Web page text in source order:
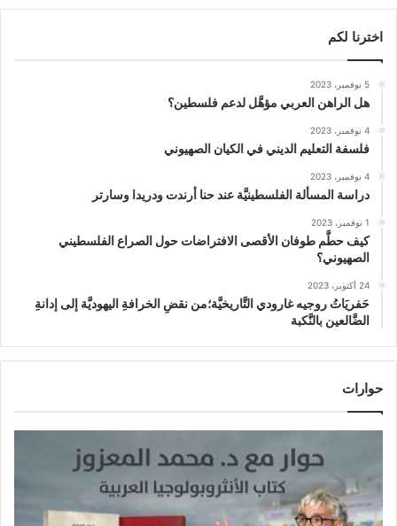
اخترنا لكم
5 نوفمبر، 2023
هل الراهن العربي مؤهَّل لدعم فلسطين؟
4 نوفمبر، 2023
فلسفة التعليم الديني في الكيان الصهيوني
4 نوفمبر، 2023
دراسة المسألة الفلسطينيَّة عند حنا أرندت ودريدا وسارتر
1 نوفمبر، 2023
كيف حطَّم طوفان الأقصى الافتراضات حول الصراع الفلسطيني
الصهيوني؟
24 أكتوبر، 2023
حَفريَاتُ روجيه غارودي التَّاريخيَّة؛من نقضِ الخرافةِ اليهوديَّة إلى إدانةِ
الضَّالعين بالنَّكبة
حوارات